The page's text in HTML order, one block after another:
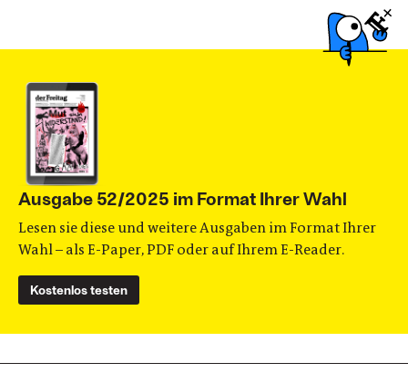
Ausgabe 52/2025 im Format Ihrer Wahl
Lesen sie diese und weitere Ausgaben im Format Ihrer
Wahl – als E-Paper, PDF oder auf Ihrem E-Reader.
Kostenlos testen